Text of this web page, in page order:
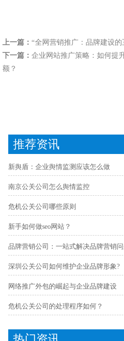
上一篇： “全网营销推广：品牌建设的
下一篇： 企业网站推广策略：如何提
额？
推荐资讯
新舆盾：企业舆情监测应该怎么做
南京公关公司怎么舆情监控
危机公关公司哪些原则
新手如何做seo网站？
品牌营销公司：一站式解决品牌营销
深圳公关公司如何维护企业品牌形象?
网络推广外包的崛起与企业品牌建设
危机公关公司的处理程序如何？